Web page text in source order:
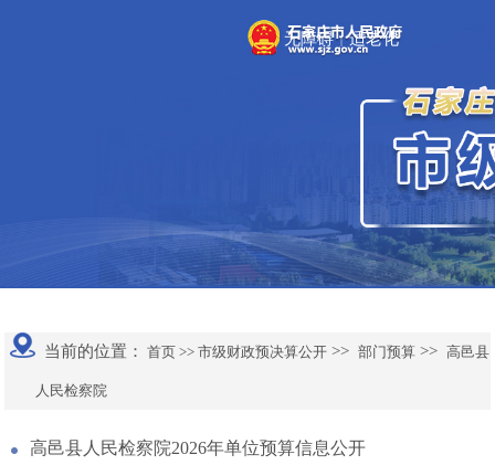
无障碍|适老化
当前的位置： 首页 >> 市级财政预决算公开 >>部门预算 >>高邑县
人民检察院
高邑县人民检察院2026年单位预算信息公开